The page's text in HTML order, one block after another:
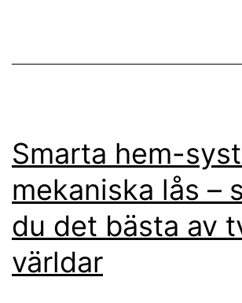
Smarta hem-
mekaniska lås –
du det bästa av
världar